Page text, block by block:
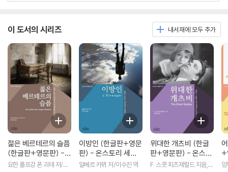
이 도서의 시리즈 내서재에 모두 추가
젊은 베르테르의 슬픔
(한글판+영문판) -
온스토리 세계문학 0
요한 폴프강 폰 괴테 저/최
이방인 (한글판+영문
판) - 온스토리 세계
문학 009
알베르 카뮈 저/이수진 역
위대한 개츠비 (한글
판+영문판) - 온스토
리 세계문학 002
F. 스콧 피츠제럴드 지음,
+